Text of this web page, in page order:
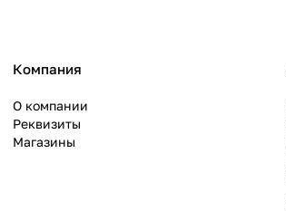
Компания
О компании
Реквизиты
Магазины